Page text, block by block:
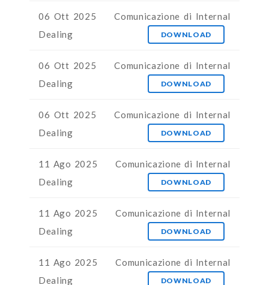
06 Ott 2025
Comunicazione di Internal
Dealing
DOWNLOAD
06 Ott 2025
Comunicazione di Internal
Dealing
DOWNLOAD
06 Ott 2025
Comunicazione di Internal
Dealing
DOWNLOAD
11 Ago 2025
Comunicazione di Internal
Dealing
DOWNLOAD
11 Ago 2025
Comunicazione di Internal
Dealing
DOWNLOAD
11 Ago 2025
Comunicazione di Internal
Dealing
DOWNLOAD